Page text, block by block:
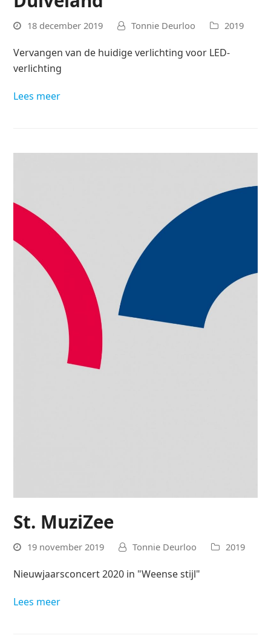
18 december 2019 Tonnie Deurloo 2019
Vervangen van de huidige verlichting voor LED-
verlichting
Lees meer
St. MuziZee
19 november 2019 Tonnie Deurloo 2019
Nieuwjaarsconcert 2020 in "Weense stijl"
Lees meer